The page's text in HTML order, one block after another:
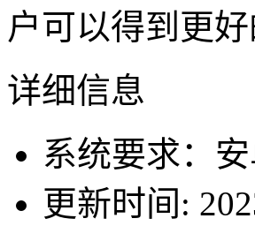
户可以得到更
详细信息
系统要求：
更新时间: